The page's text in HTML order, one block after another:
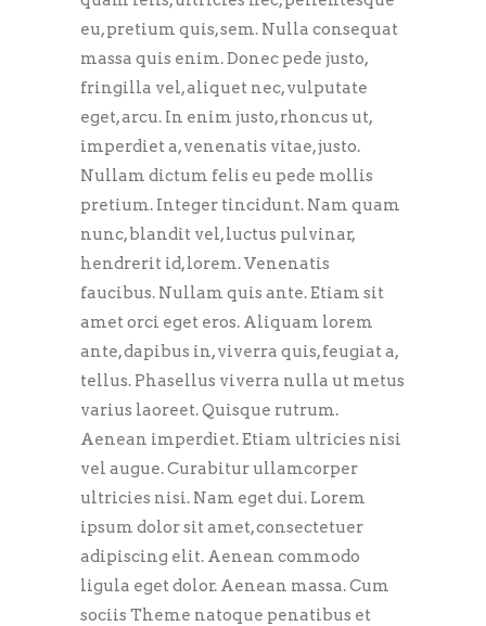
eu, pretium quis, sem. Nulla consequat
massa quis enim. Donec pede justo,
fringilla vel, aliquet nec, vulputate
eget, arcu. In enim justo, rhoncus ut,
imperdiet a, venenatis vitae, justo.
Nullam dictum felis eu pede mollis
pretium. Integer tincidunt. Nam quam
nunc, blandit vel, luctus pulvinar,
hendrerit id, lorem. Venenatis
faucibus. Nullam quis ante. Etiam sit
amet orci eget eros. Aliquam lorem
ante, dapibus in, viverra quis, feugiat a,
tellus. Phasellus viverra nulla ut metus
varius laoreet. Quisque rutrum.
Aenean imperdiet. Etiam ultricies nisi
vel augue. Curabitur ullamcorper
ultricies nisi. Nam eget dui. Lorem
ipsum dolor sit amet, consectetuer
adipiscing elit. Aenean commodo
ligula eget dolor. Aenean massa. Cum
sociis Theme natoque penatibus et